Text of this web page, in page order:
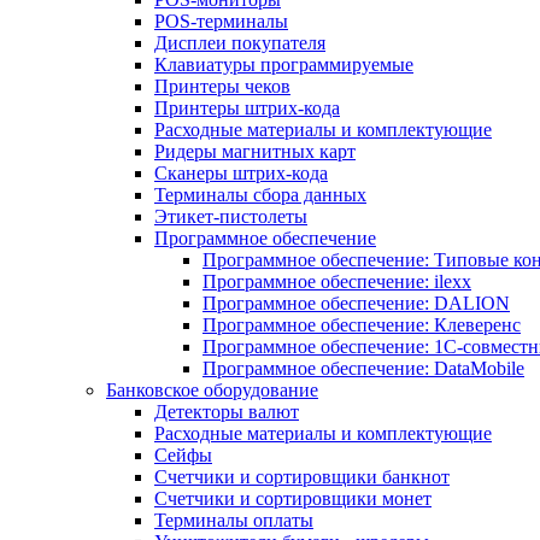
POS-терминалы
Дисплеи покупателя
Клавиатуры программируемые
Принтеры чеков
Принтеры штрих-кода
Расходные материалы и комплектующие
Ридеры магнитных карт
Сканеры штрих-кода
Терминалы сбора данных
Этикет-пистолеты
Программное обеспечение
Программное обеспечение: Типовые
Программное обеспечение: ilexx
Программное обеспечение: DALION
Программное обеспечение: Клеверенс
Программное обеспечение: 1С-
Программное обеспечение: DataMobile
Банковское оборудование
Детекторы валют
Расходные материалы и комплектующие
Сейфы
Счетчики и сортировщики банкнот
Счетчики и сортировщики монет
Терминалы оплаты